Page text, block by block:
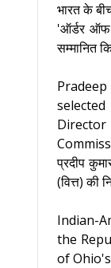
भारत के
'ऑर्डर ऑफ
सम्मानित
Director
प्रदीप
(वित्त) की
Indian-
the
of